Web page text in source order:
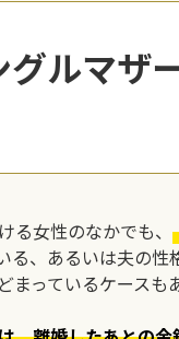
グルマ
る女性のなかでも、
る、あるいは夫の
っているケースも